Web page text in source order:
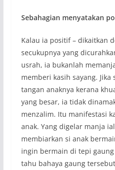
Sebahagian menyatakan
Kalau ia positif – dikaitkan
secukupnya yang
usrah, ia bukanlah
memberi kasih sayang.
tangan anaknya kerana
yang besar, ia tidak
menzalim. Itu manifestasi
anak. Yang digelar manja
membiarkan si anak
ingin bermain di tepi
tahu bahaya gaung